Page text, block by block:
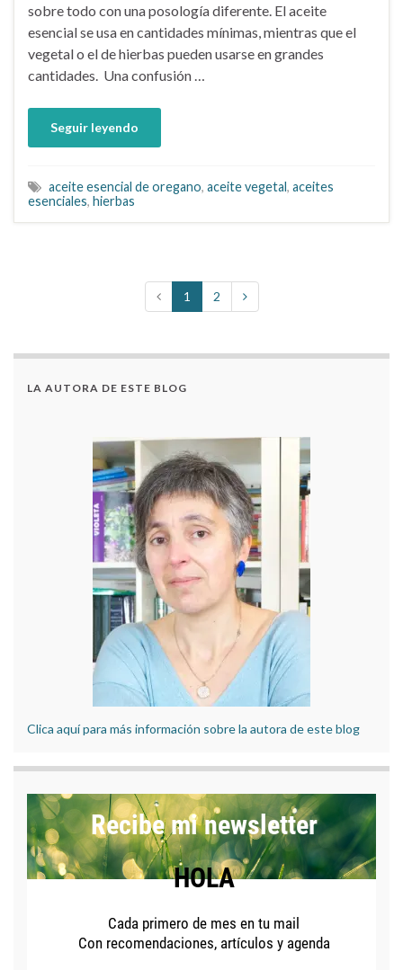
sobre todo con una posología diferente. El aceite
esencial se usa en cantidades mínimas, mientras que el
vegetal o el de hierbas pueden usarse en grandes
cantidades. Una confusión …
Seguir leyendo
aceite esencial de oregano, aceite vegetal, aceites
esenciales, hierbas
1 2
LA AUTORA DE ESTE BLOG
Clica aquí para más información sobre la autora de este blog